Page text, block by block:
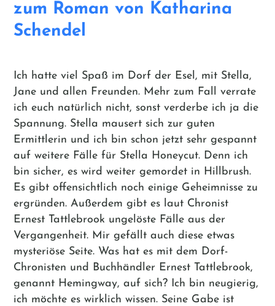
zum Roman von Katharina
Schendel
Ich hatte viel Spaß im Dorf der Esel, mit Stella,
Jane und allen Freunden. Mehr zum Fall verrate
ich euch natürlich nicht, sonst verderbe ich ja die
Spannung. Stella mausert sich zur guten
Ermittlerin und ich bin schon jetzt sehr gespannt
auf weitere Fälle für Stella Honeycut. Denn ich
bin sicher, es wird weiter gemordet in Hillbrush.
Es gibt offensichtlich noch einige Geheimnisse zu
ergründen. Außerdem gibt es laut Chronist
Ernest Tattlebrook ungelöste Fälle aus der
Vergangenheit. Mir gefällt auch diese etwas
mysteriöse Seite. Was hat es mit dem Dorf-
Chronisten und Buchhändler Ernest Tattlebrook,
genannt Hemingway, auf sich? Ich bin neugierig,
ich möchte es wirklich wissen. Seine Gabe ist